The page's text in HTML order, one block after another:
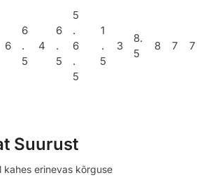
6
6
.
5
4
6
.
5
5
.
6
.
5
1
.
5
3
8.
5
8 7 7
Suurust
kahes erinevas kõrguse